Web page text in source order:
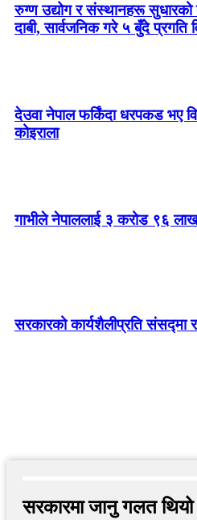
रुग्ण उद्योग र संस्थानहरू सुधारको
दाबी, सार्वजनिक गरे ५ बुँदे प्रगति
देउवा नेपाल फर्किंदा धरपकड भए
कोइराला
गाभीले नेपाललाई ३ करोड ९६
सरकारको कार्यशैलीप्रति
सरकारमा जानु गलत थियो